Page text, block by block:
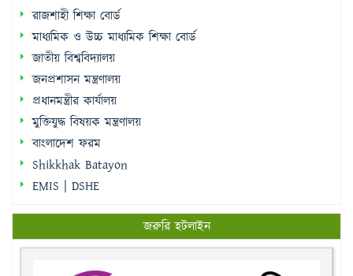
রাজশাহী শিক্ষা বোর্ড
মাধ্যমিক ও উচ্চ মাধ্যমিক শিক্ষা বোর্ড
জাতীয় বিশ্ববিদ্যালয়
জনপ্রশাসন মন্ত্রণালয়
প্রধানমন্ত্রীর কার্যালয়
মুক্তিযুদ্ধ বিষয়ক মন্ত্রণালয়
বাংলাদেশ ফরম
Shikkhak Batayon
EMIS | DSHE
জরুরি হটলাইন